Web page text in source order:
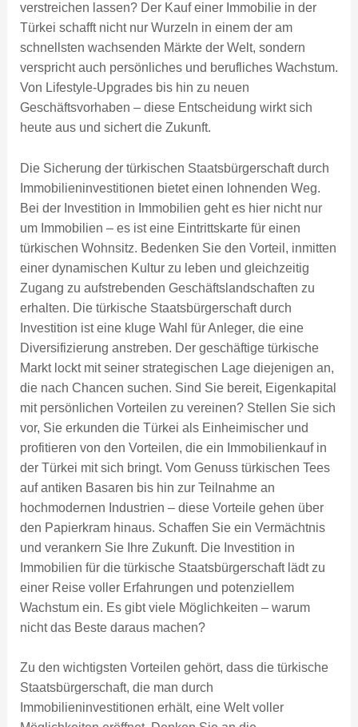
verstreichen lassen? Der Kauf einer Immobilie in der
Türkei schafft nicht nur Wurzeln in einem der am
schnellsten wachsenden Märkte der Welt, sondern
verspricht auch persönliches und berufliches Wachstum.
Von Lifestyle-Upgrades bis hin zu neuen
Geschäftsvorhaben – diese Entscheidung wirkt sich
heute aus und sichert die Zukunft.
Die Sicherung der türkischen Staatsbürgerschaft durch
Immobilieninvestitionen bietet einen lohnenden Weg.
Bei der Investition in Immobilien geht es hier nicht nur
um Immobilien – es ist eine Eintrittskarte für einen
türkischen Wohnsitz. Bedenken Sie den Vorteil, inmitten
einer dynamischen Kultur zu leben und gleichzeitig
Zugang zu aufstrebenden Geschäftslandschaften zu
erhalten. Die türkische Staatsbürgerschaft durch
Investition ist eine kluge Wahl für Anleger, die eine
Diversifizierung anstreben. Der geschäftige türkische
Markt lockt mit seiner strategischen Lage diejenigen an,
die nach Chancen suchen. Sind Sie bereit, Eigenkapital
mit persönlichen Vorteilen zu vereinen? Stellen Sie sich
vor, Sie erkunden die Türkei als Einheimischer und
profitieren von den Vorteilen, die ein Immobilienkauf in
der Türkei mit sich bringt. Vom Genuss türkischen Tees
auf antiken Basaren bis hin zur Teilnahme an
hochmodernen Industrien – diese Vorteile gehen über
den Papierkram hinaus. Schaffen Sie ein Vermächtnis
und verankern Sie Ihre Zukunft. Die Investition in
Immobilien für die türkische Staatsbürgerschaft lädt zu
einer Reise voller Erfahrungen und potenziellem
Wachstum ein. Es gibt viele Möglichkeiten – warum
nicht das Beste daraus machen?
Zu den wichtigsten Vorteilen gehört, dass die türkische
Staatsbürgerschaft, die man durch
Immobilieninvestitionen erhält, eine Welt voller